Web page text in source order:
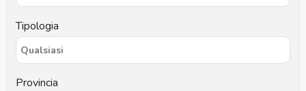
Tipologia
Provincia